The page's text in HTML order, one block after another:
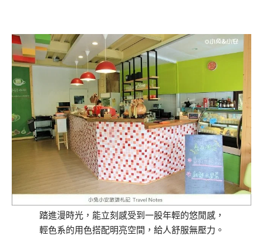
踏進漫時光，能立刻感受到一股年輕的悠閒感，
輕色系的用色搭配明亮空間，給人舒服無壓力。